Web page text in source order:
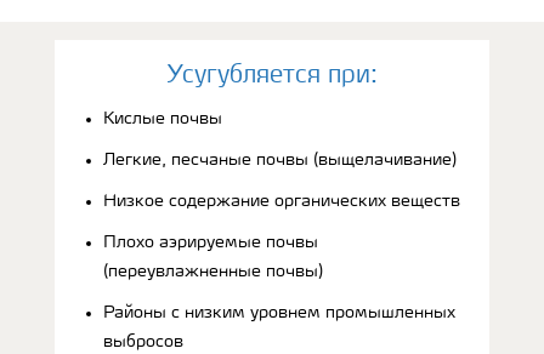
Усугубляется при:
Кислые почвы
Легкие, песчаные почвы (выщелачивание)
Низкое содержание органических веществ
Плохо аэрируемые почвы
(переувлажненные почвы)
Районы с низким уровнем промышленных
выбросов